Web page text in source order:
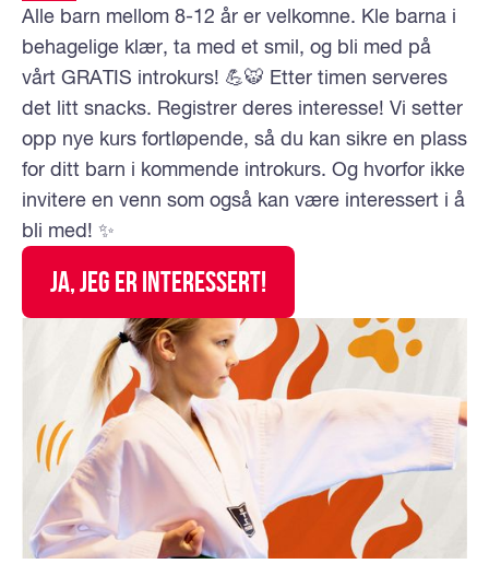
Alle barn mellom 8-12 år er velkomne. Kle barna i
behagelige klær, ta med et smil, og bli med på
vårt GRATIS introkurs! 💪🐯 Etter timen serveres
det litt snacks. Registrer deres interesse! Vi setter
opp nye kurs fortløpende, så du kan sikre en plass
for ditt barn i kommende introkurs. Og hvorfor ikke
invitere en venn som også kan være interessert i å
bli med! ✨
JA, jeg er interessert!